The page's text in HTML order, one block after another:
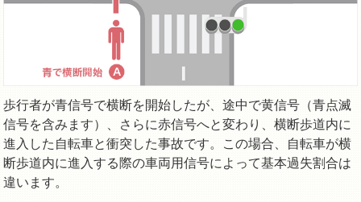
歩行者が青信号で横断を開始したが、途中で黄信号（青点滅
信号を含みます）、さらに赤信号へと変わり、横断歩道内に
進入した自転車と衝突した事故です。この場合、自転車が横
断歩道内に進入する際の車両用信号によって基本過失割合は
違います。